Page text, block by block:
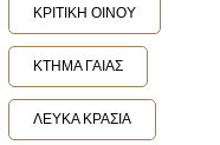
ΚΡΙΤΙΚΗ ΟΙΝΟΥ
ΚΤΗΜΑ ΓΑΙΑΣ
ΛΕΥΚΑ ΚΡΑΣΙΑ